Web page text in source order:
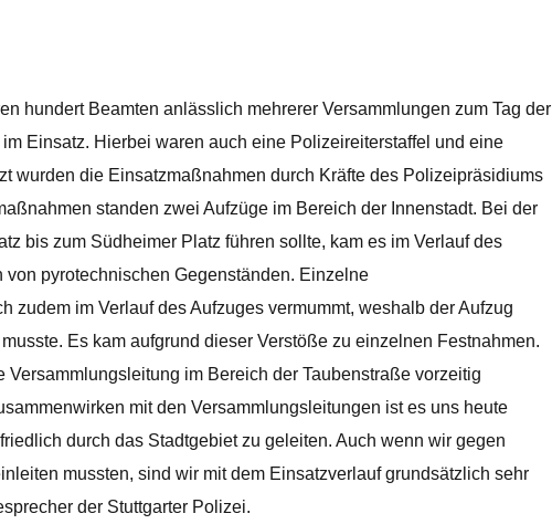
hundert Beamten anlässlich mehrerer Versammlungen zum Tag der
Einsatz. Hierbei waren auch eine Polizeireiterstaffel und eine
wurden die Einsatzmaßnahmen durch Kräfte des Polizeipräsidiums
standen zwei Aufzüge im Bereich der Innenstadt. Bei der
bis zum Südheimer Platz führen sollte, kam es im Verlauf des
pyrotechnischen Gegenständen. Einzelne
zudem im Verlauf des Aufzuges vermummt, weshalb der Aufzug
Es kam aufgrund dieser Verstöße zu einzelnen Festnahmen.
Versammlungsleitung im Bereich der Taubenstraße vorzeitig
mit den Versammlungsleitungen ist es uns heute
durch das Stadtgebiet zu geleiten. Auch wenn wir gegen
mussten, sind wir mit dem Einsatzverlauf grundsätzlich sehr
der Stuttgarter Polizei.